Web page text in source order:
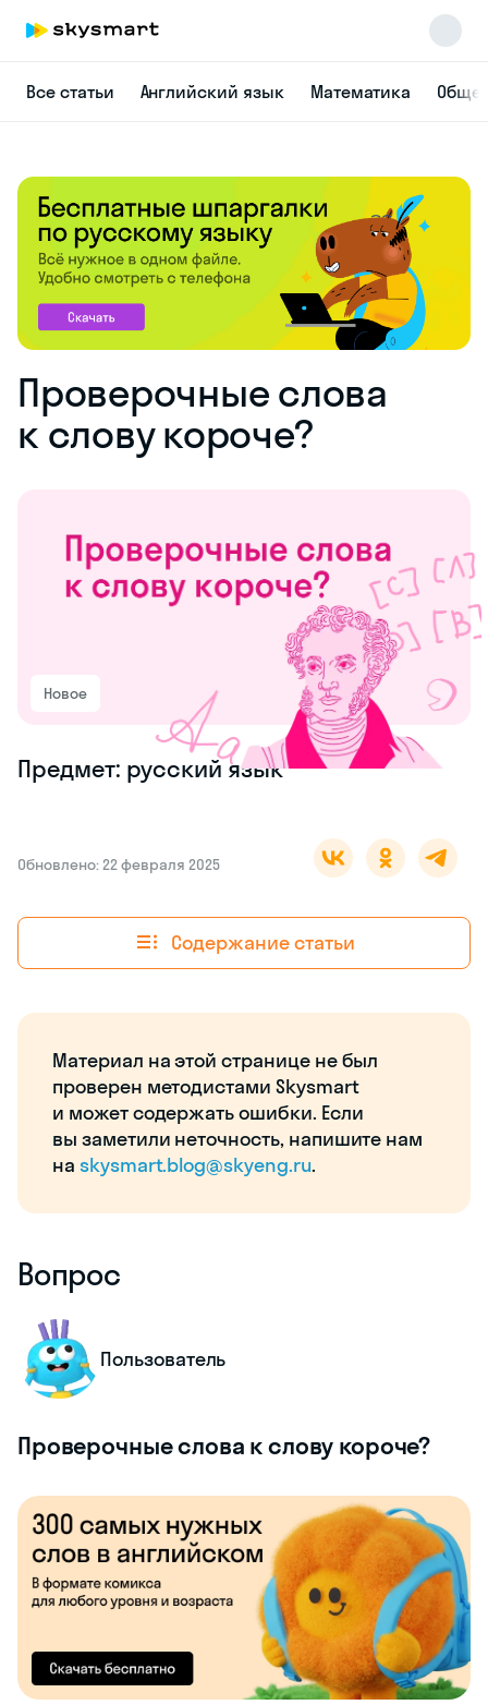
Все статьи Английский язык Математика
Проверочные слова
к слову короче?
Новое
Предмет: русский язык
Обновлено: 22 февраля 2025
Содержание статьи
Материал на этой странице не был
проверен методистами Skysmart
и может содержать ошибки. Если
вы заметили неточность, напишите нам
на skysmart.blog@skyeng.ru.
Вопрос
Пользователь
Проверочные слова к слову короче?